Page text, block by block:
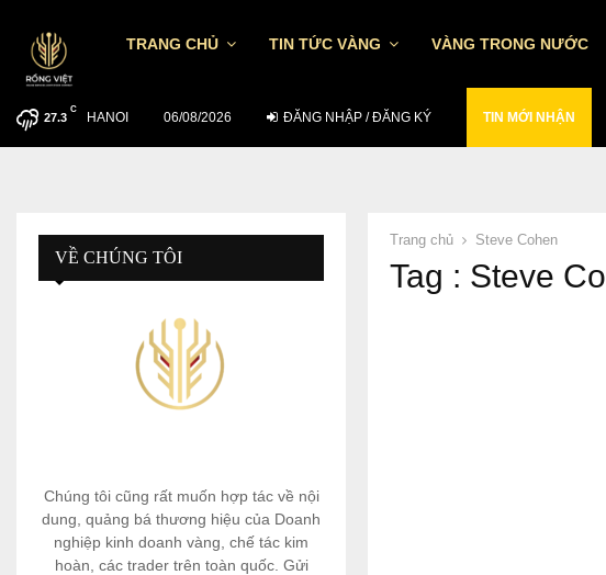
TRANG CHỦ TIN TỨC VÀNG VÀNG TRONG NƯỚC
27.3
C
HANOI 06/08/2026 ĐĂNG NHẬP / ĐĂNG KÝ TIN MỚI NHẬN
MUỐN ĐẦU TƯ HIỆU QUẢ NGÀY 5/8…
Trang chủ Steve Cohen
Tag : Steve
VỀ CHÚNG TÔI
Chúng tôi cũng rất muốn hợp tác về nội
dung, quảng bá thương hiệu của Doanh
nghiệp kinh doanh vàng, chế tác kim
hoàn, các trader trên toàn quốc. Gửi